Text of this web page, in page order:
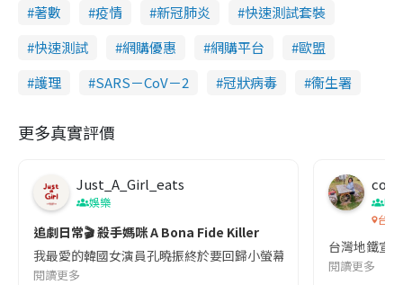
著數 疫情 新冠肺炎
快速測試套裝
快速測試
網購優惠 網購平台
歐盟
護理
SARS－CoV－2 冠狀病毒 衞生署
更多真實評價
Just_A_Girl_eats
娛樂
追劇日常🎬 殺手媽咪 A Bona Fide Killer
我最愛的韓國女演員孔曉振終於要回歸小螢幕啦!這次的劇本改編
閱讀更多
co
吹
台灣
台灣地鐵宣
閱讀更多